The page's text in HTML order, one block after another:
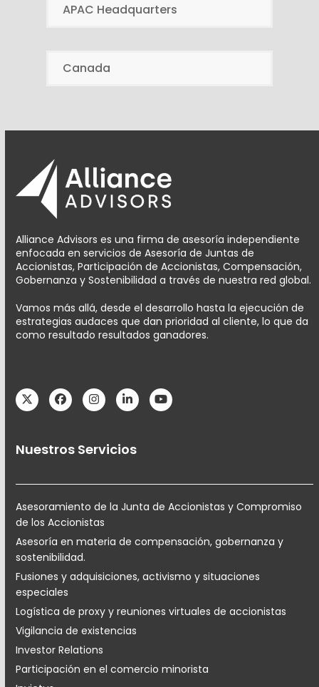
APAC Headquarters
Canada
Alliance Advisors es una firma de asesoría independiente
enfocada en servicios de Asesoría de Juntas de
Accionistas, Participación de Accionistas, Compensación,
Gobernanza y Sostenibilidad a través de nuestra red global.
Vamos más allá, desde el desarrollo hasta la ejecución de
estrategias audaces que dan prioridad al cliente, lo que da
como resultado resultados ganadores.
TwitterFacebookInstagram
LinkedInYouTube
Nuestros Servicios
Asesoramiento de la Junta de Accionistas y Compromiso
de los Accionistas
Asesoría en materia de compensación, gobernanza y
sostenibilidad.
Fusiones y adquisiciones, activismo y situaciones
especiales
Logística de proxy y reuniones virtuales de accionistas
Vigilancia de existencias
Investor Relations
Participación en el comercio minorista